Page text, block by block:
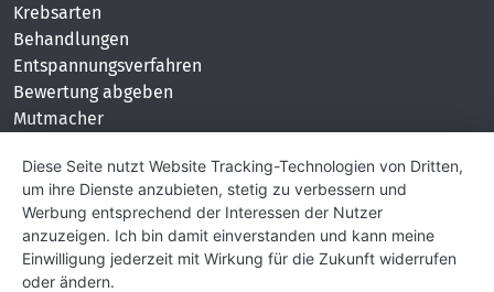
Krebsarten
Behandlungen
Entspannungsverfahren
Bewertung abgeben
Mutmacher
KONTAKT
Impressum
Hilfe und Kontakt
Partner
Presse
Diese Seite nutzt Website Tracking-Technologien von Dritten,
um ihre Dienste anzubieten, stetig zu verbessern und
Werbung entsprechend der Interessen der Nutzer
anzuzeigen. Ich bin damit einverstanden und kann meine
Einwilligung jederzeit mit Wirkung für die Zukunft widerrufen
oder ändern.